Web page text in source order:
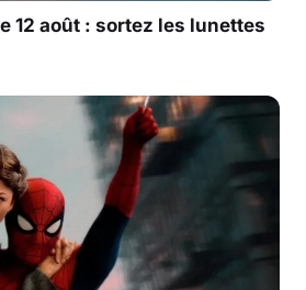
12 août : sortez les lunettes